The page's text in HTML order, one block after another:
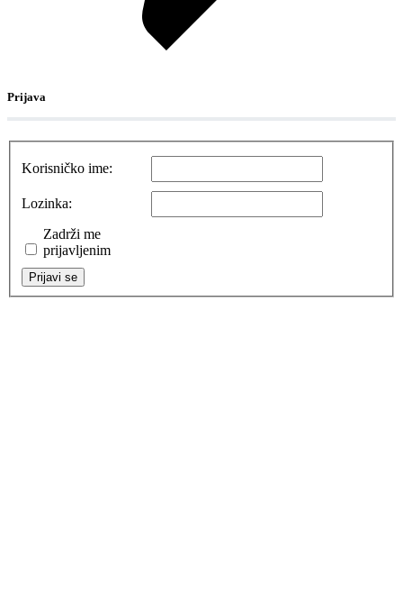
Prijava
Korisničko ime:
Lozinka:
Zadrži me
prijavljenim
Prijavi se